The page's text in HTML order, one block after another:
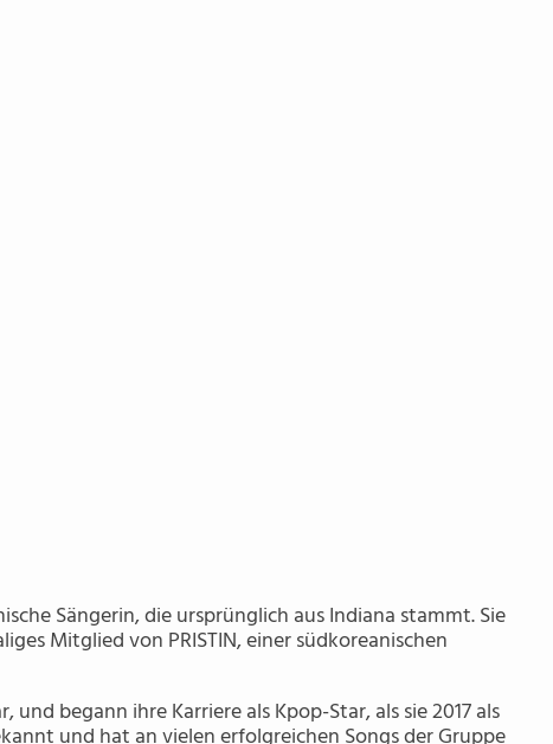
Sängerin, die ursprünglich aus Indiana stammt. Sie
Mitglied von PRISTIN, einer südkoreanischen
begann ihre Karriere als Kpop-Star, als sie 2017 als